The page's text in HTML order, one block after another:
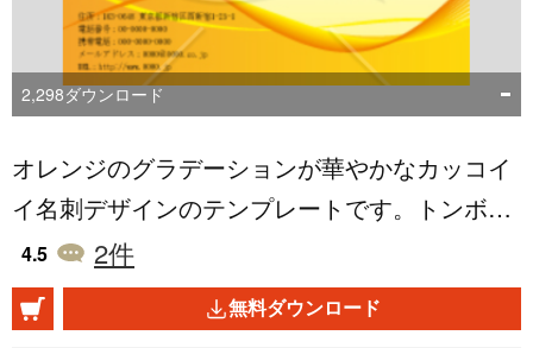
2,298ダウンロード
オレンジのグラデーションが華やかなカッコイ
イ名刺デザインのテンプレートです。トンボ付
のイラストレータのデータ(aiファイル・バージ
ョン：CS4)です。 名刺はビジネスの機会を生
む可能性があり、自分を宣伝する手段としても
4.5 2件
無料ダウンロード